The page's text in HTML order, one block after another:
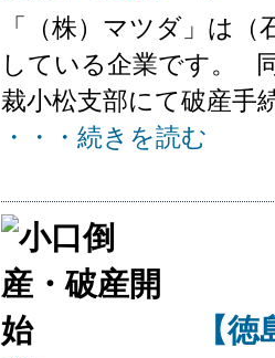
「（株）マツダ」は
している企業です。
裁小松支部にて破産手
・・・続きを読む
【